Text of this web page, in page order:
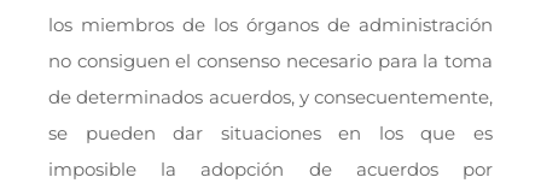
los miembros de los órganos de administración
no consiguen el consenso necesario para la toma
de determinados acuerdos, y consecuentemente,
se pueden dar situaciones en los que es
imposible la adopción de acuerdos por